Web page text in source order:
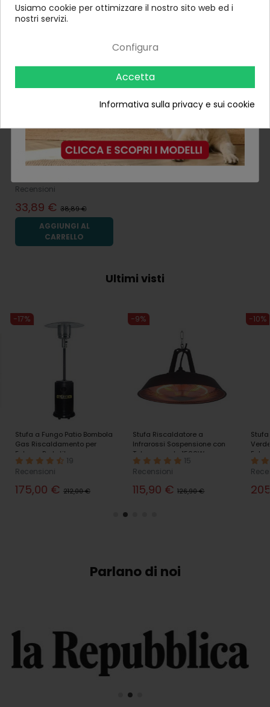
Regolatore di Pressione
Riduttore Gas per Stufe
Tubo 150
Recensioni
33,89 € 38,89 €
AGGIUNGI AL
CARRELLO
Ultimi visti
-17%
Stufa a Fungo Patio Bombola
Gas Riscaldamento per
Esterno Portatile
Riscaldatore
19
Recensioni
175,00 € 212,00 €
-9%
Stufa Riscaldatore a
Infrarossi Sospensione con
Telecomando 1500W
15
Recensioni
115,90 €126,90 €
-10%
Stufa
Parlano di noi
Usiamo cookie per ottimizzare il nostro sito web ed i
nostri servizi.
Configura
Accetta
Informativa sulla privacy e sui cookie